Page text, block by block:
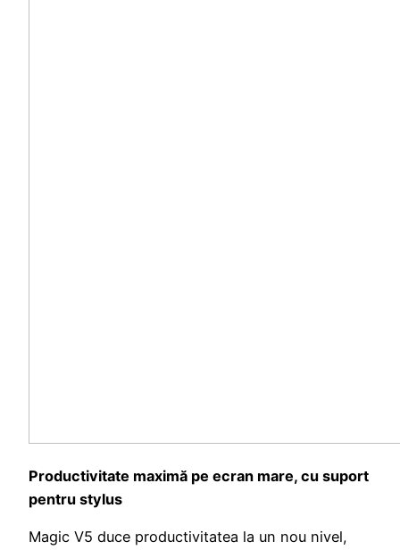
Productivitate maximă pe ecran mare, cu suport
pentru stylus
Magic V5 duce productivitatea la un nou nivel,